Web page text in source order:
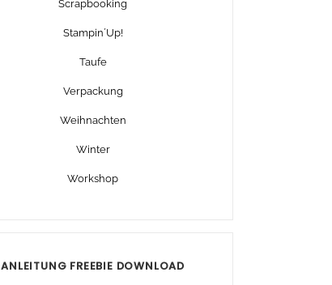
Scrapbooking
Stampin´Up!
Taufe
Verpackung
Weihnachten
Winter
Workshop
ANLEITUNG FREEBIE DOWNLOAD